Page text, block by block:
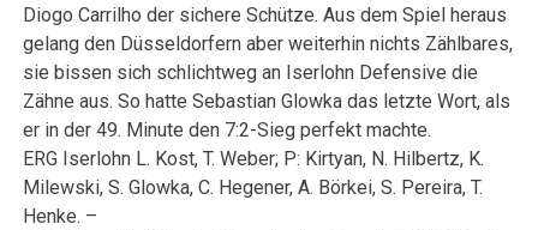
Diogo Carrilho der sichere Schütze. Aus dem Spiel heraus
gelang den Düsseldorfern aber weiterhin nichts Zählbares,
sie bissen sich schlichtweg an Iserlohn Defensive die
Zähne aus. So hatte Sebastian Glowka das letzte Wort, als
er in der 49. Minute den 7:2-Sieg perfekt machte.
ERG Iserlohn L. Kost, T. Weber; P: Kirtyan, N. Hilbertz, K.
Milewski, S. Glowka, C. Hegener, A. Börkei, S. Pereira, T.
Henke. –